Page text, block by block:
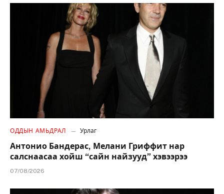
ОДДЫН АМЬДРАЛ Урлаг
Антонио Бандерас, Мелани Гриффит нар
салснаасаа хойш “сайн найзууд” хэвээрээ
07/08/2026